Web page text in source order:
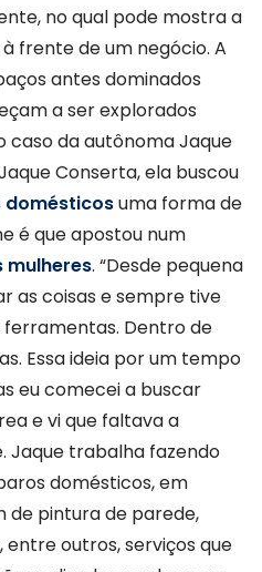
no qual pode mostra a
frente de um negócio. A
antes dominados
a ser explorados
caso da autônoma Jaque
Conserta, ela buscou
domésticosuma forma de
é que apostou num
mulheres. “Desde pequena
as coisas e sempre tive
Dentro de
Essa ideia por um tempo
eu comecei a buscar
e vi que faltava a
Jaque trabalha fazendo
domésticos, em
de pintura de parede,
outros, serviços que